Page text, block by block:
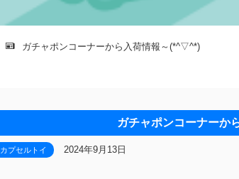
ガチャポンコーナーから入荷情報～(*^▽^*)
ガチャポンコーナーか
カプセルトイ 2024年9月13日